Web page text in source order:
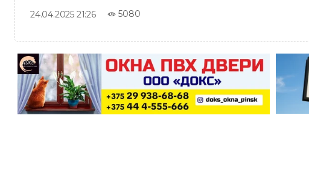
24.04.2025 21:26 5080